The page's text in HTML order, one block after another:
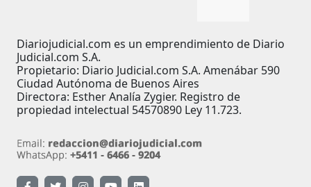
Diariojudicial.com es un emprendimiento de Diario
Judicial.com S.A.
Propietario: Diario Judicial.com S.A. Amenábar 590
Ciudad Autónoma de Buenos Aires
Directora: Esther Analía Zygier. Registro de
propiedad intelectual 54570890 Ley 11.723.